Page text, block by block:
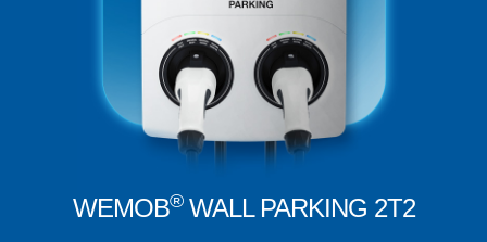
WEMOB®WALL PARKING 2T2